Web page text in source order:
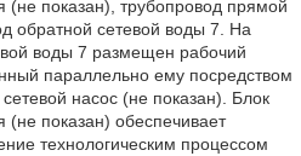
(не показан), трубопровод прямой
обратной сетевой воды 7. На
воды 7 размещен рабочий
параллельно ему посредством
насос (не показан). Блок
(не показан) обеспечивает
технологическим процессом